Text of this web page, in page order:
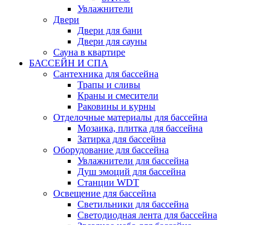
Увлажнители
Двери
Двери для бани
Двери для сауны
Сауна в квартире
БАССЕЙН И СПА
Сантехника для бассейна
Трапы и сливы
Краны и смесители
Раковины и курны
Отделочные материалы для бассейна
Мозаика, плитка для бассейна
Затирка для бассейна
Оборудование для бассейна
Увлажнители для бассейна
Душ эмоций для бассейна
Станции WDT
Освещение для бассейна
Светильники для бассейна
Светодиодная лента для бассейна